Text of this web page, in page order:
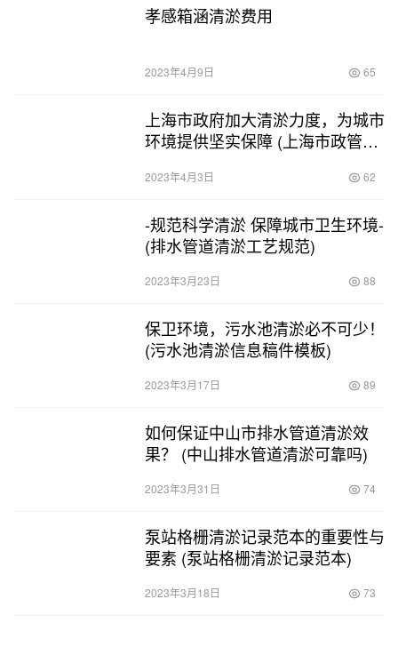
孝感箱涵清淤费用
2023年4月9日 65
上海市政府加大清淤力度，为城市
环境提供坚实保障 (上海市政管网
2023年4月3日 62
-规范科学清淤 保障城市卫生环境-
(排水管道清淤工艺规范)
2023年3月23日 88
保卫环境，污水池清淤必不可少！
(污水池清淤信息稿件模板)
2023年3月17日 89
如何保证中山市排水管道清淤效
果？ (中山排水管道清淤可靠吗)
2023年3月31日 74
泵站格栅清淤记录范本的重要性与
要素 (泵站格栅清淤记录范本)
2023年3月18日 73